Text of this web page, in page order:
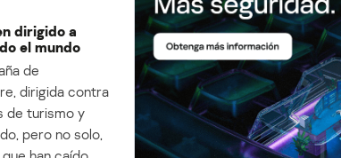
dirigido a
el mundo
de
dirigida contra
de turismo y
pero no solo,